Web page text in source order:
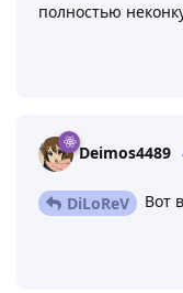
полностью
Deimos4489
DiLoReV Вот